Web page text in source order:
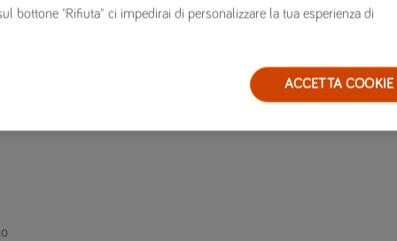
bottone "Rifiuta" ci impedirai di personalizzare la tua esperienza di
ACCETTA COOKIE